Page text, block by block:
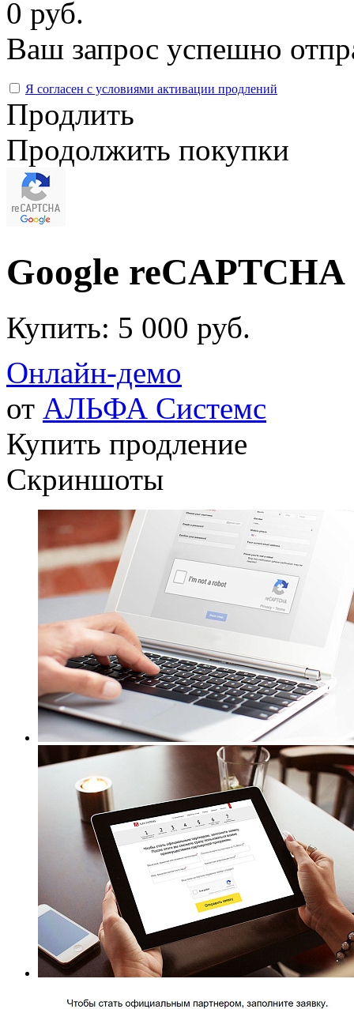
0 руб.
Ваш запрос успешно
Я согласен с условиями активации продлений
Продлить
Продолжить покупки
Google reCAPTCHA
Купить: 5 000 руб.
Онлайн-демо
от АЛЬФА Системс
Купить продление
Скриншоты